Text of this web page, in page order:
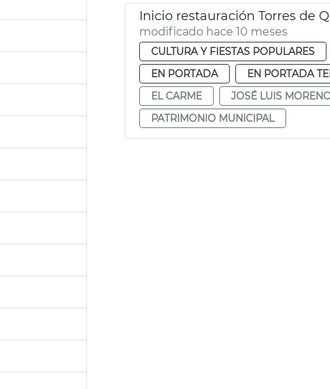
Inicio restauración Torres de
modificado hace 10 meses
CULTURA Y FIESTAS POPULARES
EN PORTADA
EN PORTADA
EL CARME
JOSÉ LUIS
PATRIMONIO MUNICIPAL